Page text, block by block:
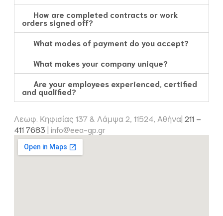
How are completed contracts or work
orders signed off?
What modes of payment do you accept?
What makes your company unique?
Are your employees experienced, certified
and qualified?
Λεωφ. Κηφισίας 137 & Λάμψα 2, 11524, Αθήνα| 211 –
411 7683 | info@eea-gp.gr